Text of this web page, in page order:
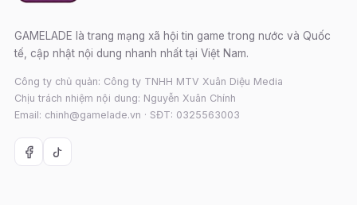
GAMELADE là trang mạng xã hội tin game trong nước và Quốc
tế, cập nhật nội dung nhanh nhất tại Việt Nam.
Công ty chủ quản: Công ty TNHH MTV Xuân Diệu Media
Chịu trách nhiệm nội dung: Nguyễn Xuân Chính
Email: chinh@gamelade.vn · SĐT: 0325563003